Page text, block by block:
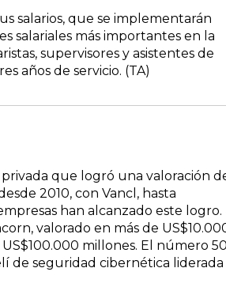
salarios, que se implementarán
salariales más importantes en la
supervisores y asistentes de
años de servicio. (TA)
que logró una valoración
2010, con Vancl, hasta
han alcanzado este logro.
valorado en más de
millones. El número
de seguridad cibernética liderada